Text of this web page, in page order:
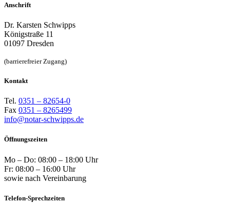
Anschrift
Dr. Karsten Schwipps
Königstraße 11
01097 Dresden
(barrierefreier Zugang)
Kontakt
Tel. 0351 – 82654-0
Fax 0351 – 8265499
info@notar-schwipps.de
Öffnungszeiten
Mo – Do: 08:00 – 18:00 Uhr
Fr: 08:00 – 16:00 Uhr
sowie nach Vereinbarung
Telefon-Sprechzeiten